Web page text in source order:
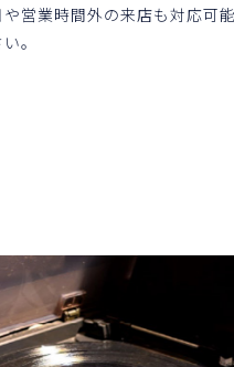
営業時間外の来店も対応可
。